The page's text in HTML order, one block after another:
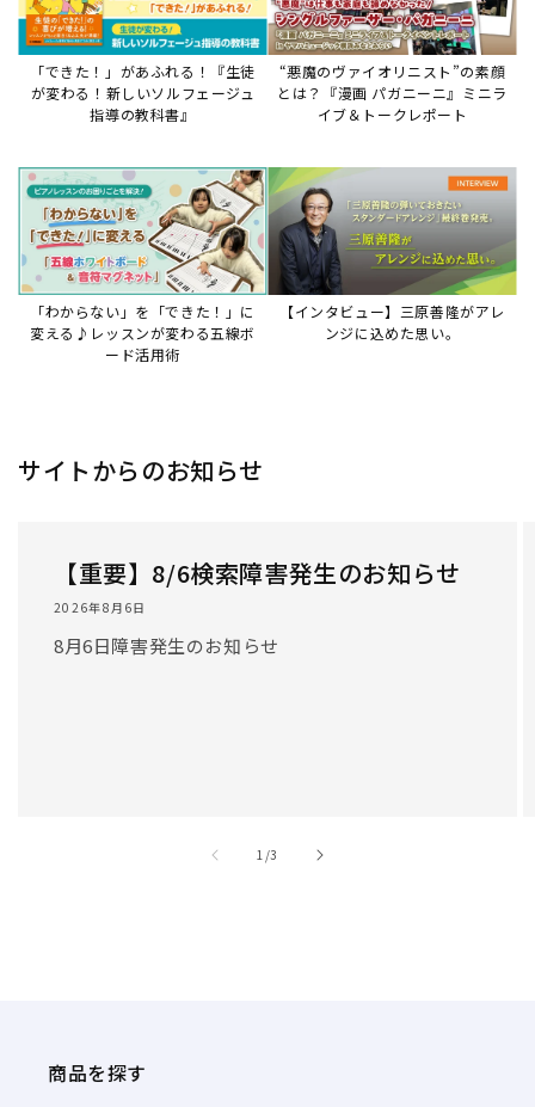
「できた！」があふれる！『生徒
が変わる！新しいソルフェージュ
指導の教科書』
“悪魔のヴァイオリニスト”の素顔
とは？『漫画 パガニーニ』ミニラ
イブ＆トークレポート
「わからない」を「できた！」に
変える♪レッスンが変わる五線ボ
ード活用術
【インタビュー】三原善隆がアレ
ンジに込めた思い。
サイトからのお知らせ
【重要】8/6検索障害発生のお知らせ
2026年8月6日
8月6日障害発生のお知らせ
1 //3
商品を探す